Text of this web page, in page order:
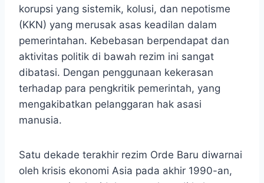
korupsi yang sistemik, kolusi, dan nepotisme
(KKN) yang merusak asas keadilan dalam
pemerintahan. Kebebasan berpendapat dan
aktivitas politik di bawah rezim ini sangat
dibatasi. Dengan penggunaan kekerasan
terhadap para pengkritik pemerintah, yang
mengakibatkan pelanggaran hak asasi
manusia.
Satu dekade terakhir rezim Orde Baru diwarnai
oleh krisis ekonomi Asia pada akhir 1990-an,